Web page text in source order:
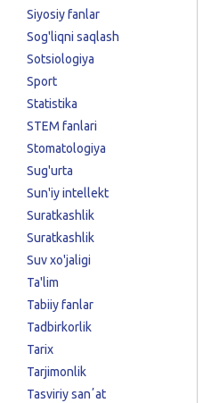
Siyosiy fanlar
Sog'liqni saqlash
Sotsiologiya
Sport
Statistika
STEM fanlari
Stomatologiya
Sug'urta
Sun'iy intellekt
Suratkashlik
Suratkashlik
Suv xo'jaligi
Ta'lim
Tabiiy fanlar
Tadbirkorlik
Tarix
Tarjimonlik
Tasviriy sanʼat